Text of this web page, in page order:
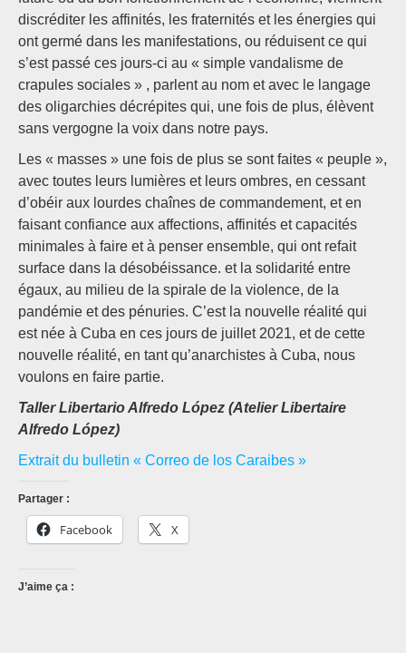
discréditer les affinités, les fraternités et les énergies qui
ont germé dans les manifestations, ou réduisent ce qui
s’est passé ces jours-ci au « simple vandalisme de
crapules sociales » , parlent au nom et avec le langage
des oligarchies décrépites qui, une fois de plus, élèvent
sans vergogne la voix dans notre pays.
Les « masses » une fois de plus se sont faites « peuple »,
avec toutes leurs lumières et leurs ombres, en cessant
d’obéir aux lourdes chaînes de commandement, et en
faisant confiance aux affections, affinités et capacités
minimales à faire et à penser ensemble, qui ont refait
surface dans la désobéissance. et la solidarité entre
égaux, au milieu de la spirale de la violence, de la
pandémie et des pénuries. C’est la nouvelle réalité qui
est née à Cuba en ces jours de juillet 2021, et de cette
nouvelle réalité, en tant qu’anarchistes à Cuba, nous
voulons en faire partie.
Taller Libertario Alfredo López (Atelier Libertaire
Alfredo López)
Extrait du bulletin « Correo de los Caraibes »
Partager :
Facebook X
J’aime ça :